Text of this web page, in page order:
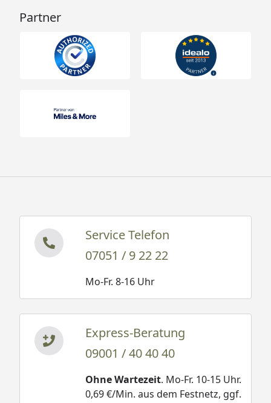
Partner
Service Telefon
07051 / 9 22 22
Mo-Fr. 8-16 Uhr
Express-Beratung
09001 / 40 40 40
Ohne Wartezeit. Mo-Fr. 10-15 Uhr.
0,69 €/Min. aus dem Festnetz, ggf.